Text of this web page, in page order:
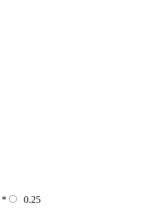
*
0.25